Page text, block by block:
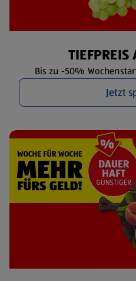
TIEFPREIS
Bis zu -50%
Jetzt